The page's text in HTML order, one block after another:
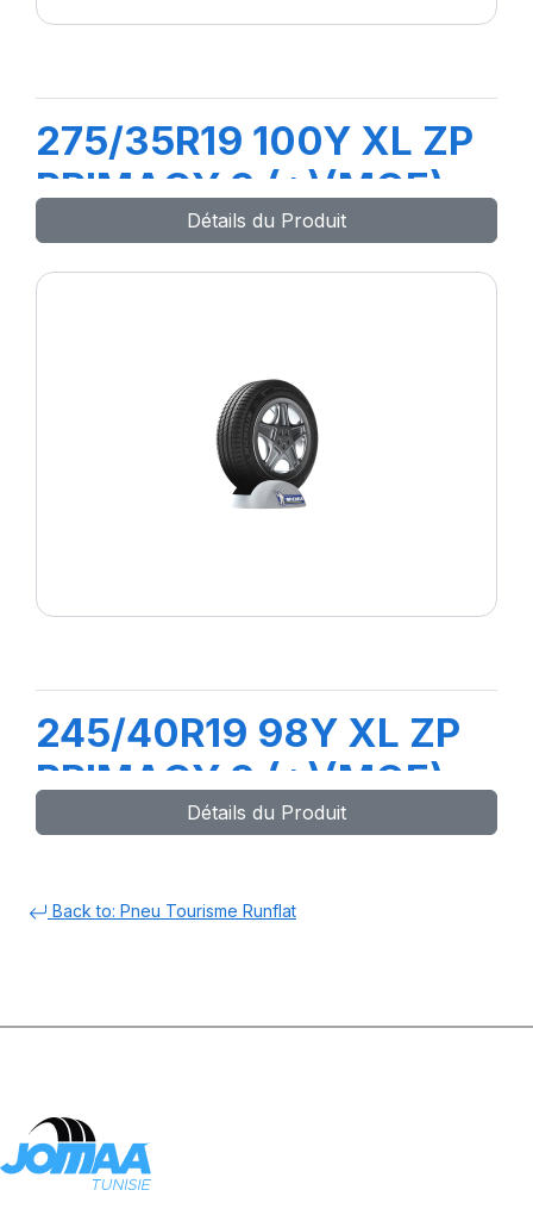
275/35R19 100Y XL ZP
PRIMACY 3 (*)(MOE)
Détails du Produit
245/40R19 98Y XL ZP
PRIMACY 3 (*)(MOE)
Détails du Produit
Back to: Pneu Tourisme Runflat